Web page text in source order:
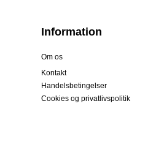
Information
Om os
Kontakt
Handelsbetingelser
Cookies og privatlivspolitik